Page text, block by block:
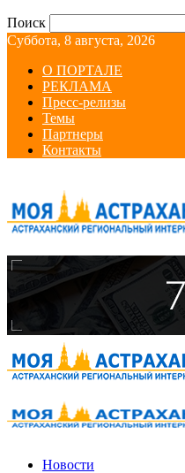
Поиск
Суббота, 8 августа, 2026
О ПОРТАЛЕ
РЕКЛАМА
Пресс-релизы
Темы
Партнеры
Контакты
Новости